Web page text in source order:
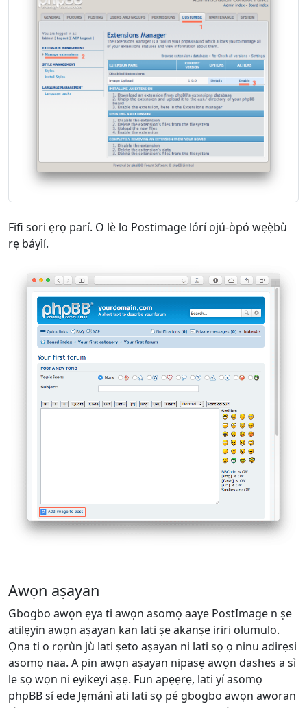
Fifi sori ẹrọ parí. O lè lo Postimage lórí ojú-òpó wẹẹ̀bù
rẹ báyìí.
Awọn aṣayan
Gbogbo awọn ẹya ti awọn asomọ aaye PostImage n ṣe
atilẹyin awọn aṣayan kan lati ṣe akanṣe iriri olumulo.
Ọna ti o rọrùn jù lati ṣeto aṣayan ni lati sọ ọ ninu adirẹsi
asomọ naa. A pin awọn aṣayan nipasẹ awọn dashes a sì
le sọ wọn ni eyikeyi aṣẹ. Fun apẹẹrẹ, lati yí asomọ
phpBB sí ede Jẹmánì ati lati sọ pé gbogbo awọn aworan